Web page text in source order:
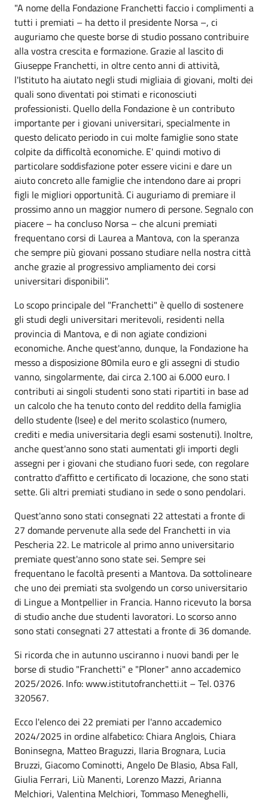
"A nome della Fondazione Franchetti faccio i complimenti a
tutti i premiati – ha detto il presidente Norsa –, ci
auguriamo che queste borse di studio possano contribuire
alla vostra crescita e formazione. Grazie al lascito di
Giuseppe Franchetti, in oltre cento anni di attività,
l'Istituto ha aiutato negli studi migliaia di giovani, molti dei
quali sono diventati poi stimati e riconosciuti
professionisti. Quello della Fondazione è un contributo
importante per i giovani universitari, specialmente in
questo delicato periodo in cui molte famiglie sono state
colpite da difficoltà economiche. E' quindi motivo di
particolare soddisfazione poter essere vicini e dare un
aiuto concreto alle famiglie che intendono dare ai propri
figli le migliori opportunità. Ci auguriamo di premiare il
prossimo anno un maggior numero di persone. Segnalo con
piacere – ha concluso Norsa – che alcuni premiati
frequentano corsi di Laurea a Mantova, con la speranza
che sempre più giovani possano studiare nella nostra città
anche grazie al progressivo ampliamento dei corsi
universitari disponibili".
Lo scopo principale del "Franchetti" è quello di sostenere
gli studi degli universitari meritevoli, residenti nella
provincia di Mantova, e di non agiate condizioni
economiche. Anche quest'anno, dunque, la Fondazione ha
messo a disposizione 80mila euro e gli assegni di studio
vanno, singolarmente, dai circa 2.100 ai 6.000 euro. I
contributi ai singoli studenti sono stati ripartiti in base ad
un calcolo che ha tenuto conto del reddito della famiglia
dello studente (Isee) e del merito scolastico (numero,
crediti e media universitaria degli esami sostenuti). Inoltre,
anche quest'anno sono stati aumentati gli importi degli
assegni per i giovani che studiano fuori sede, con regolare
contratto d'affitto e certificato di locazione, che sono stati
sette. Gli altri premiati studiano in sede o sono pendolari.
Quest'anno sono stati consegnati 22 attestati a fronte di
27 domande pervenute alla sede del Franchetti in via
Pescheria 22. Le matricole al primo anno universitario
premiate quest'anno sono state sei. Sempre sei
frequentano le facoltà presenti a Mantova. Da sottolineare
che uno dei premiati sta svolgendo un corso universitario
di Lingue a Montpellier in Francia. Hanno ricevuto la borsa
di studio anche due studenti lavoratori. Lo scorso anno
sono stati consegnati 27 attestati a fronte di 36 domande.
Si ricorda che in autunno usciranno i nuovi bandi per le
borse di studio "Franchetti" e "Ploner" anno accademico
2025/2026. Info: www.istitutofranchetti.it – Tel. 0376
320567.
Ecco l'elenco dei 22 premiati per l'anno accademico
2024/2025 in ordine alfabetico: Chiara Anglois, Chiara
Boninsegna, Matteo Braguzzi, Ilaria Brognara, Lucia
Bruzzi, Giacomo Cominotti, Angelo De Blasio, Absa Fall,
Giulia Ferrari, Liù Manenti, Lorenzo Mazzi, Arianna
Melchiori, Valentina Melchiori, Tommaso Meneghelli,